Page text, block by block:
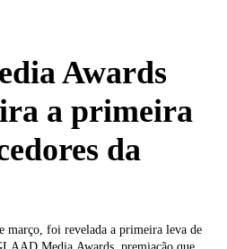
Awards
a primeira
da
março, foi revelada a primeira leva de